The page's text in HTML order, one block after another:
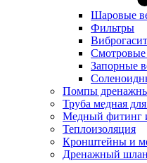
Шаровые
Фильтры
Смотровые
Запорные
Помпы
Труба медная
Медный фитинг
Теплоизоляция
Кронштейны и
Дренажный